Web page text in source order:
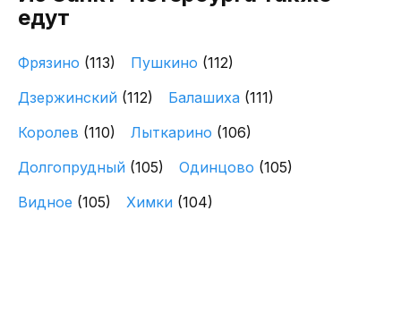
едут
Фрязино (113) Пушкино (112)
Дзержинский (112) Балашиха (111)
Королев (110) Лыткарино (106)
Долгопрудный (105) Одинцово (105)
Видное (105) Химки (104)